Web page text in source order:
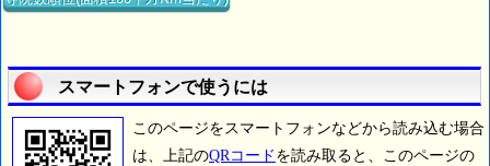
スマートフォンで使うには
このページをスマートフォンなどから読み込む場合
は、上記のQRコード を読み取ると、このページの